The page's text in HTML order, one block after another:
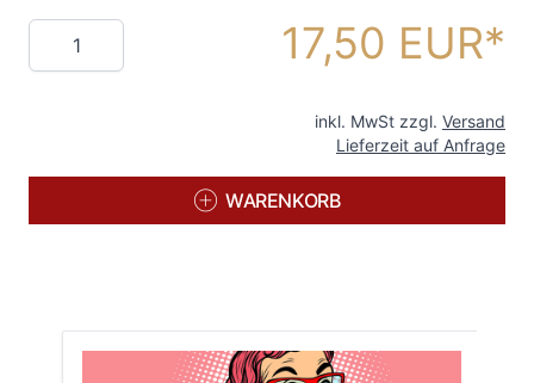
Menge 17,50 EUR
inkl. MwSt zzgl. Versand
Lieferzeit auf Anfrage
WARENKORB